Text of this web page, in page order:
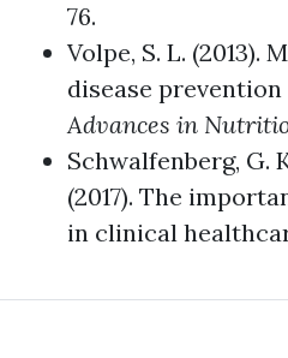
76.
Volpe, S. L. (2013).
disease
Advances in
Schwalfenberg, G.
(2017). The
in clinical